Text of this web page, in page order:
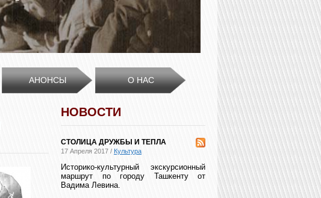
АНОНСЫ О НАС
НОВОСТИ
СТОЛИЦА ДРУЖБЫ И ТЕПЛА
17 Апреля 2017 / Культура
Историко-культурный экскурсионный
маршрут по городу Ташкенту от
Вадима Левина.